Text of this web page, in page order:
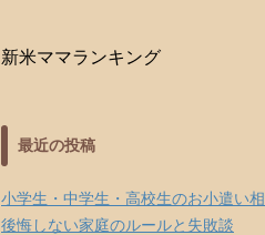
新米ママランキング
最近の投稿
小学生・中学生・高校生のお小遣い
後悔しない家庭のルールと失敗談